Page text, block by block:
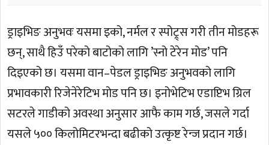
ड्राइभिङ अनुभवः यसमा इको, नर्मल र स्पोट्र्स गरी तीन मोडहरू
छन्, साथै हिउँ परेको बाटोको लागि ’स्नो टेरेन मोड’ पनि
दिइएको छ। यसमा वान–पेडल ड्राइभिङ अनुभवको लागि
प्रभावकारी रिजेनेरेटिभ मोड पनि छ। इनोभेटिभ एडाप्टिभ ग्रिल
सटरले गाडीको अवस्था अनुसार आफै काम गर्छ, जसले गर्दा
यसले ५०० किलोमिटरभन्दा बढीको उत्कृष्ट रेन्ज प्रदान गर्छ।